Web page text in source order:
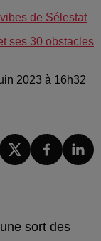
de Sélestat
ses 30 obstacles
2023 à 16h32
sort des